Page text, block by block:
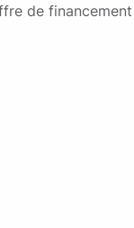
de financement